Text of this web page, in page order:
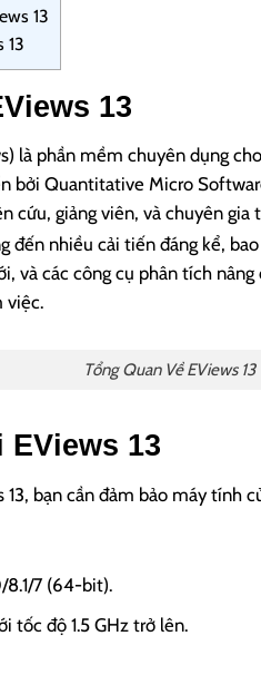
13
13
13
là phần mềm chuyên dụng
bởi Quantitative Micro
cứu, giảng viên, và chuyên gia
đến nhiều cải tiến đáng kể,
và các công cụ phân tích
việc.
Tổng Quan Về EViews 13
13
bạn cần đảm bảo máy tính
8.1/7 (64-bit).
tốc độ 1.5 GHz trở lên.